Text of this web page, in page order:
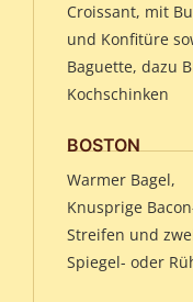
Croissant, mit
und Konfitüre
Baguette, dazu
Kochschinken
BOSTON
Warmer Bagel,
Knusprige
Streifen und
Spiegel- oder